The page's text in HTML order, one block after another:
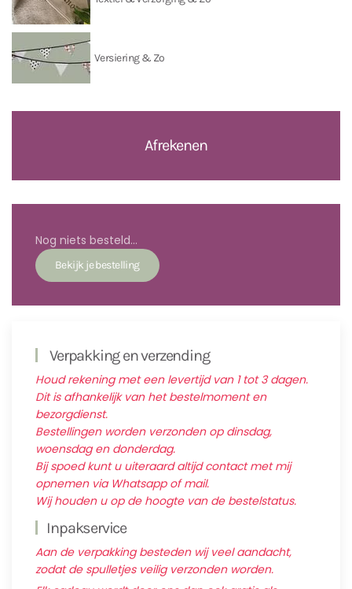
Versiering & Zo
Afrekenen
Nog niets besteld...
Verpakking en verzending
Houd rekening met een levertijd van 1 tot 3 dagen.
Dit is afhankelijk van het bestelmoment en
bezorgdienst.
Bestellingen worden verzonden op dinsdag,
woensdag en donderdag.
Bij spoed kunt u uiteraard altijd contact met mij
opnemen via Whatsapp of mail.
Wij houden u op de hoogte van de bestelstatus.
Inpakservice
Aan de verpakking besteden wij veel aandacht,
zodat de spulletjes veilig verzonden worden.